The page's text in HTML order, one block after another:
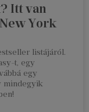
Itt van
York
listájáról.
t, egy
egy
mindegyik